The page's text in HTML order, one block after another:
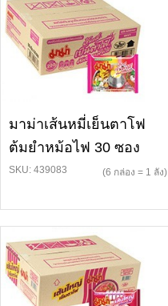
มาม่าเส้นหมี่เย็นตาโฟ
ต้มยำหม้อไฟ 30 ซอง
SKU: 439083 (6 กล่อง = 1 ลัง)